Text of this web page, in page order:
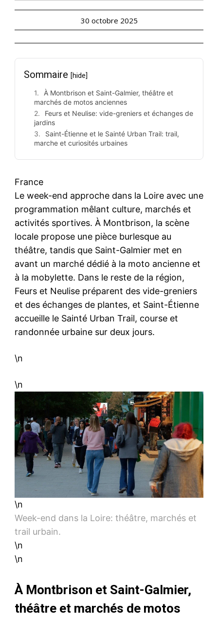
30 octobre 2025
Sommaire [hide]
À Montbrison et Saint-Galmier, théâtre et
marchés de motos anciennes
Feurs et Neulise: vide-greniers et échanges de
jardins
Saint-Étienne et le Sainté Urban Trail: trail,
marche et curiosités urbaines
France
Le week-end approche dans la Loire avec une
programmation mêlant culture, marchés et
activités sportives. À Montbrison, la scène
locale propose une pièce burlesque au
théâtre, tandis que Saint-Galmier met en
avant un marché dédié à la moto ancienne et
à la mobylette. Dans le reste de la région,
Feurs et Neulise préparent des vide-greniers
et des échanges de plantes, et Saint-Étienne
accueille le Sainté Urban Trail, course et
randonnée urbaine sur deux jours.
\n
\n
\n
Week-end dans la Loire: théâtre, marchés et
trail urbain.
\n
\n
À Montbrison et Saint-Galmier,
théâtre et marchés de motos